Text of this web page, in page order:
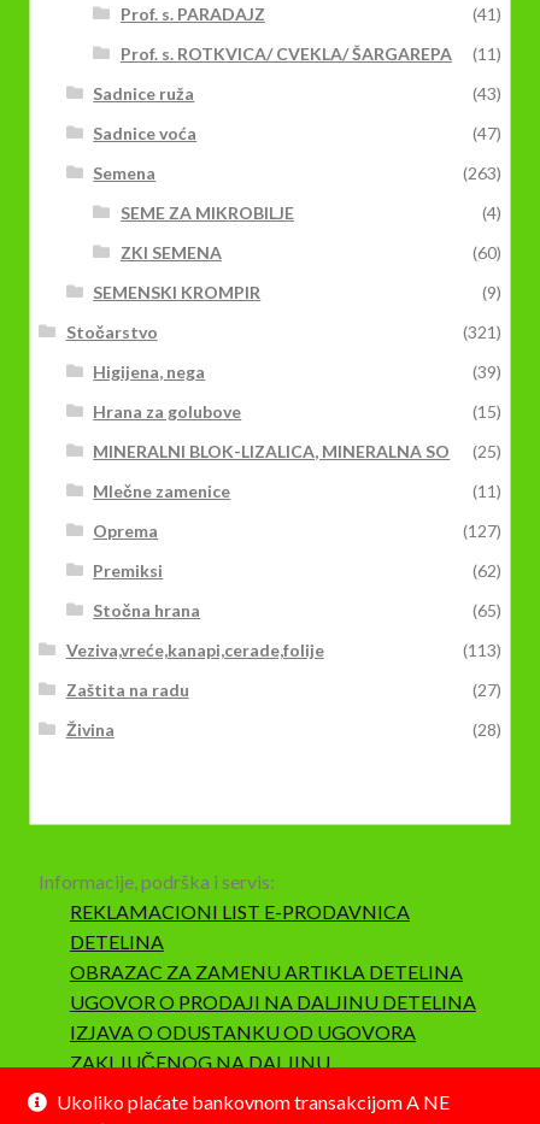
Ukoliko plaćate bankovnom transakcijom A NE
Prof. s. PARADAJZ
(41)
Prof. s. ROTKVICA/ CVEKLA/ ŠARGAREPA
(11)
Sadnice ruža
(43)
Sadnice voća
(47)
Semena
(263)
SEME ZA MIKROBILJE
(4)
ZKI SEMENA
(60)
SEMENSKI KROMPIR
(9)
Stočarstvo
(321)
Higijena, nega
(39)
Hrana za golubove
(15)
MINERALNI BLOK-LIZALICA, MINERALNA SO
(25)
Mlečne zamenice
(11)
Oprema
(127)
Premiksi
(62)
Stočna hrana
(65)
Veziva,vreće,kanapi,cerade,folije
(113)
Zaštita na radu
(27)
Živina
(28)
Informacije, podrška i servis:
REKLAMACIONI LIST E-PRODAVNICA
DETELINA
OBRAZAC ZA ZAMENU ARTIKLA DETELINA
UGOVOR O PRODAJI NA DALJINU DETELINA
IZJAVA O ODUSTANKU OD UGOVORA
ZAKLJUČENOG NA DALJINU
SAOBRAZNOST I REKLAMACIJA